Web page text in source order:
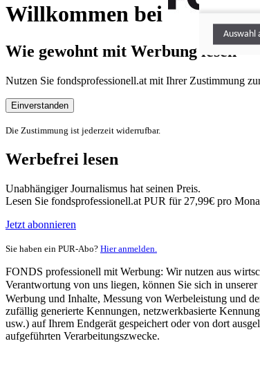
Willkommen bei
Wie gewohnt mit Werbung lesen
Nutzen Sie fondsprofessionell.at mit Ihrer Zustimmung
Einverstanden
Die Zustimmung ist jederzeit widerrufbar.
Werbefrei lesen
Unabhängiger Journalismus hat seinen Preis.
Lesen Sie fondsprofessionell.at PUR für 27,99€ pro
Jetzt abonnieren
Sie haben ein PUR-Abo? Hier anmelden.
FONDS professionell mit Werbung: Wir nutzen aus
Verantwortung von uns liegen, können Sie sich in unserer
Werbung und Inhalte, Messung von Werbeleistung und
zufällig generierte Kennungen, netzwerkbasierte
usw.) auf Ihrem Endgerät gespeichert oder von dort
aufgeführten Verarbeitungszwecke.
Auswahl